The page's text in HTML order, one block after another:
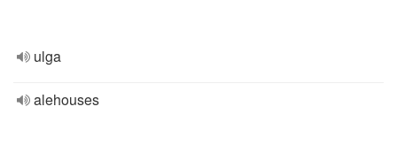
ulga
alehouses